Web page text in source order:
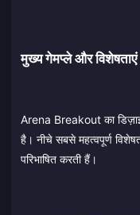
मुख्य गेमप्ले और विशेषताएं
Arena Breakout का
है। नीचे सबसे महत्वपूर्ण
परिभाषित करती हैं।